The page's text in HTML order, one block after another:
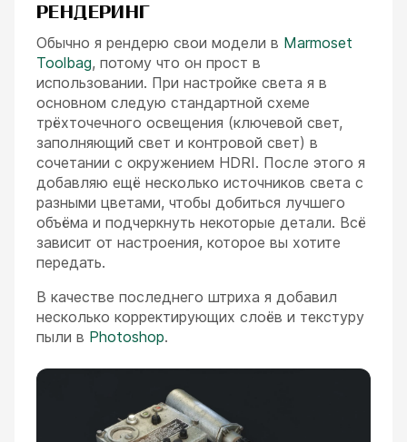
РЕНДЕРИНГ
Обычно я рендерю свои модели в Marmoset
Toolbag, потому что он прост в
использовании. При настройке света я в
основном следую стандартной схеме
трёхточечного освещения (ключевой свет,
заполняющий свет и контровой свет) в
сочетании с окружением HDRI. После этого я
добавляю ещё несколько источников света с
разными цветами, чтобы добиться лучшего
объёма и подчеркнуть некоторые детали. Всё
зависит от настроения, которое вы хотите
передать.
В качестве последнего штриха я добавил
несколько корректирующих слоёв и текстуру
пыли в Photoshop.